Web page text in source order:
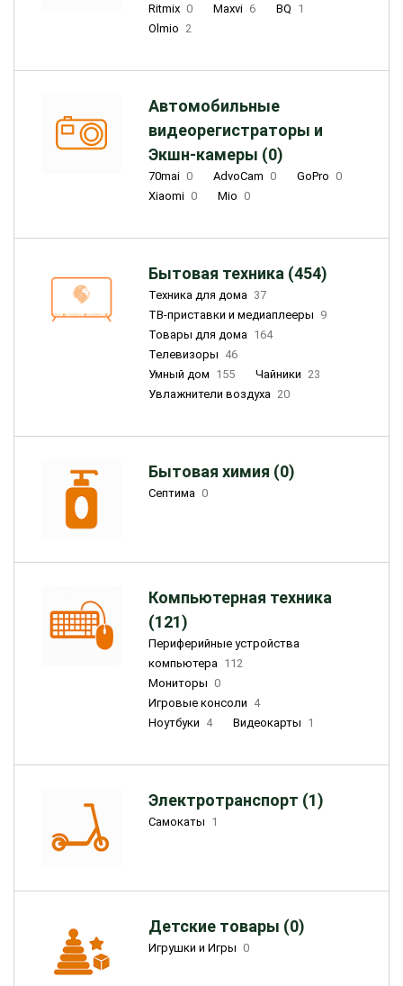
Ritmix 0 Maxvi 6 BQ 1
Olmio 2
Автомобильные
видеорегистраторы и
Экшн-камеры (0)
70mai 0 AdvoCam 0 GoPro 0
Xiaomi 0 Mio 0
Бытовая техника (454)
Техника для дома 37
ТВ-приставки и медиаплееры 9
Товары для дома 164
Телевизоры 46
Умный дом 155 Чайники 23
Увлажнители воздуха 20
Бытовая химия (0)
Септима 0
Компьютерная техника
(121)
Периферийные устройства
компьютера 112
Мониторы 0
Игровые консоли 4
Ноутбуки 4 Видеокарты 1
Электротранспорт (1)
Самокаты 1
Детские товары (0)
Игрушки и Игры 0